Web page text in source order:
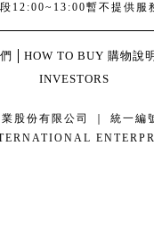
12:00~13:00暫不提供服
HOW TO BUY 購物說明
INVESTORS
股份有限公司 ｜ 統一編